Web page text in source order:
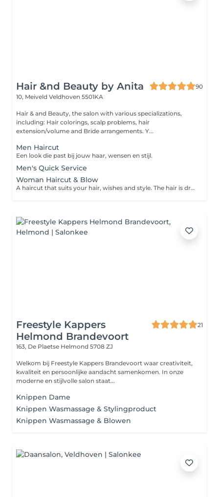
Hair &nd Beauty by Anita
90
10, Meiveld Veldhoven 5501KA
Hair & and Beauty, the salon with various specializations,
including: Hair colorings, scalp problems, hair
extension/volume and Bride arrangements. Y...
Men Haircut
Een look die past bij jouw haar, wensen en stijl.
Men's Quick Service
Woman Haircut & Blow
A haircut that suits your hair, wishes and style. The hair is dried loosely. Enjoy a service that includes: Personal advice Washing Conditioner Haircut Drying Styling
Freestyle Kappers
Helmond Brandevoort
21
163, De Plaetse Helmond 5708 ZJ
Welkom bij Freestyle Kappers Brandevoort waar creativiteit,
kwaliteit en persoonlijke aandacht samenkomen. In onze
moderne en stijlvolle salon staat...
Knippen Dame
Knippen Wasmassage & Stylingproduct
Knippen Wasmassage & Blowen